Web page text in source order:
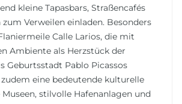
kleine Tapasbars, Straßencafés
Verweilen einladen. Besonders
Calle Larios, die mit
Ambiente als Herzstück der
Geburtsstadt Pablo Picassos
eine bedeutende kulturelle
stilvolle Hafenanlagen und